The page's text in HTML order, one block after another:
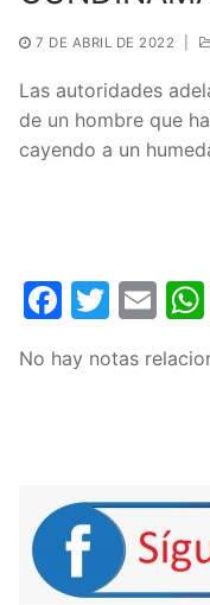
7 DE ABRIL DE 2022
Las autoridades
de un hombre que
cayendo a un
No hay notas